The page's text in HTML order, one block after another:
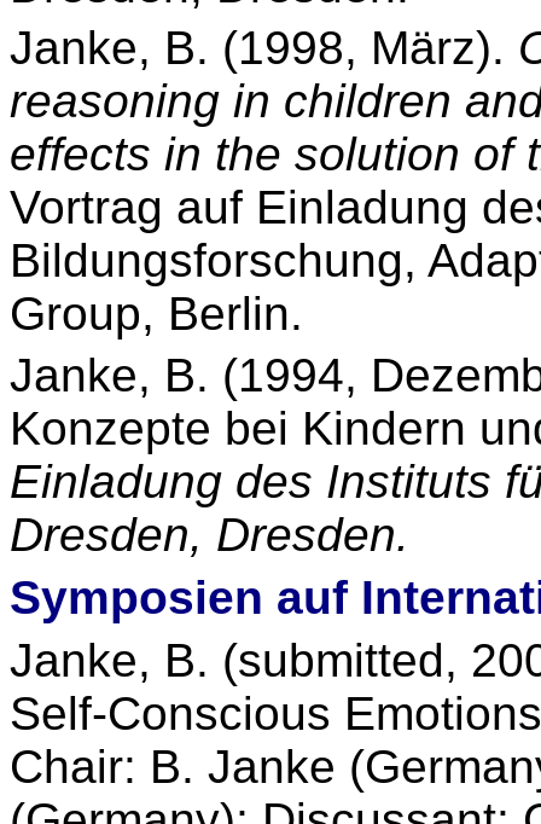
Janke, B. (1998, März).
reasoning in children
effects in the solution of
Vortrag auf Einladung
Bildungsforschung,
Group, Berlin.
Janke, B. (1994,
Konzepte bei Kindern
Einladung des Instituts
Dresden, Dresden.
Symposien auf
Janke, B. (submitted,
Self-Conscious
Chair: B. Janke